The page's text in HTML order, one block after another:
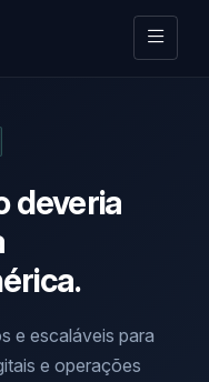
deveria
e escaláveis para
e operações